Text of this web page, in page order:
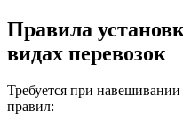
Правила
видах перевозок
Требуется при
правил: